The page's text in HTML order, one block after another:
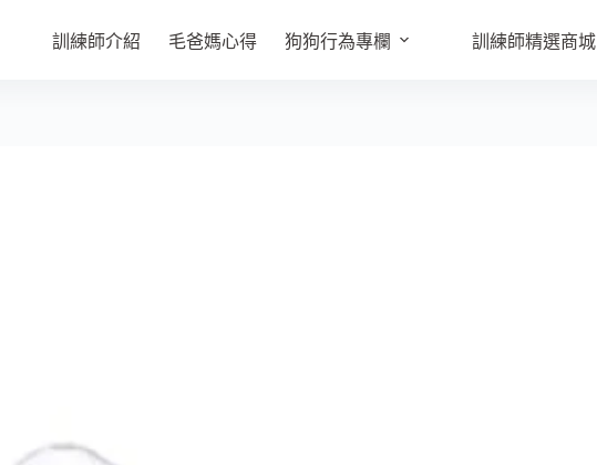
訓練師介紹 毛爸媽心得 狗狗行為專欄 訓練師精選商城